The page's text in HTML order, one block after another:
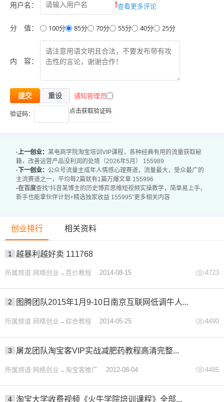
1开头制作流程.mp4
2开头制作流程.mp4
沉浸式历史游戏互动制作全流程(必看)_.mp4
固定开头制作前需要准备的不同底图.png
视频固定式开头制作
Topaz Video Al v7.1.0 Win汉版.zip
手机端制作配音.docx
新增狼人杀模式指令.docx
新增思维游戏指令.docx
*提示：本文仅为课程介绍，不构成任何收益承诺，变现效
用户名： !查看更多评论
分 值： 100分 85分 70分 55分 40分 25分
内 容：
提交 重设 通知管理员
验证码： 点击获取验证码
·上一创业： 某电商学院淘宝培训VIP课程，各种经典有用的流量获取秘
籍，改善运营产品没利润的处境（2026年5月） 155989
·下一创业： 公众号流量主成年人情感心理赛道，流量最大，受众最广的
主流赛道之一，平均每2篇就有1篇万爆文章 155996
·在百度查找“抖音某博主的历史博弈思维短视频实操教学，简单易上手，
新手也能拿伙伴计划+精选独家收益 155995”更多相关内容
创业排行 相关资料
1 越暴利越好卖 111768
所属频道:网络创业→竞价教程 2014-08-15 4723
2 图腾团队2015年1月9-10日南京互联网低调牛人...
所属频道:网络创业→综合教程 2014-05-25 4490
3 屠龙团队淘宝客VIP实战减肥药教程高清完整...
所属频道:网络创业→淘宝客推广 2012-08-04 4485
4 淘宝大学收费视频《火牛学院培训课程》全部...